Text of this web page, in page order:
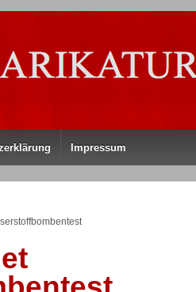
Impressum